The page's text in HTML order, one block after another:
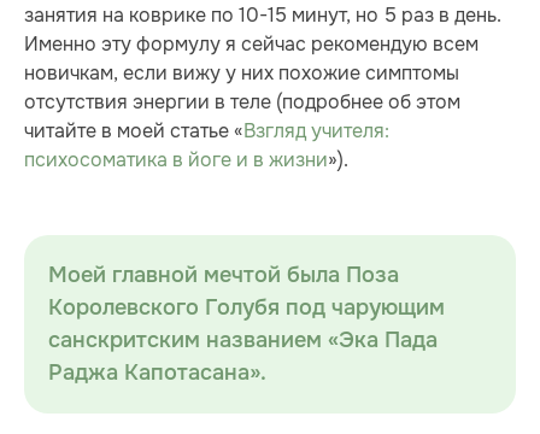
занятия на коврике по 10-15 минут, но 5 раз в день.
Именно эту формулу я сейчас рекомендую всем
новичкам, если вижу у них похожие симптомы
отсутствия энергии в теле (подробнее об этом
читайте в моей статье «Взгляд учителя:
психосоматика в йоге и в жизни»).
Моей главной мечтой была Поза
Королевского Голубя под чарующим
санскритским названием «Эка Пада
Раджа Капотасана».